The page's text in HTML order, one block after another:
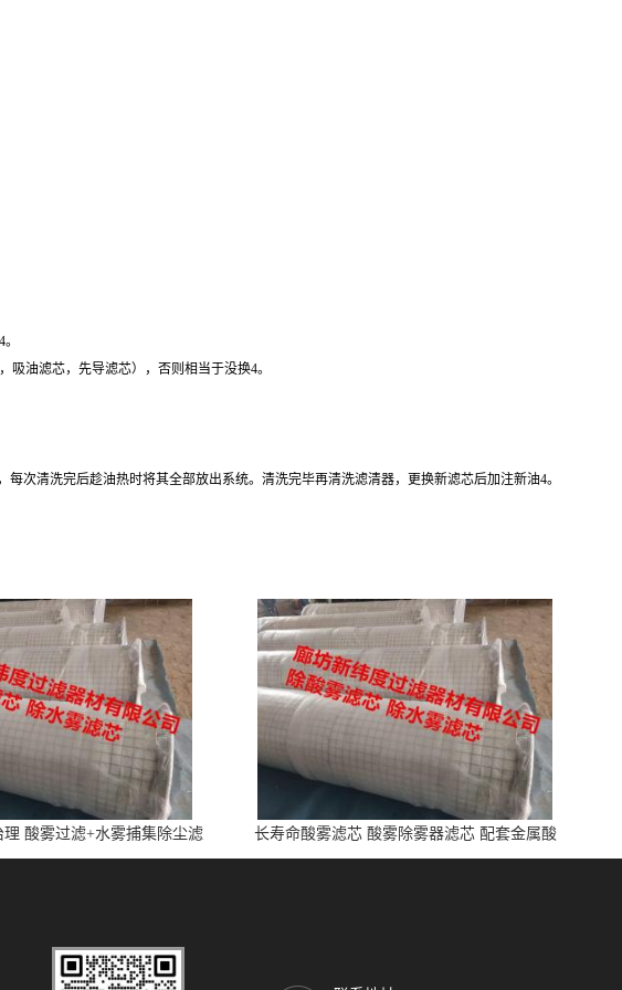
油滤芯，先导滤芯），否则相当于没换4。
次清洗完后趁油热时将其全部放出系统。清洗完毕再清洗滤清器，更换新滤芯后加注新油4。
理 酸雾过滤+水雾捕集除尘滤
芯
长寿命酸雾滤芯 酸雾除雾器滤芯 配套金属酸
洗、电池制造业